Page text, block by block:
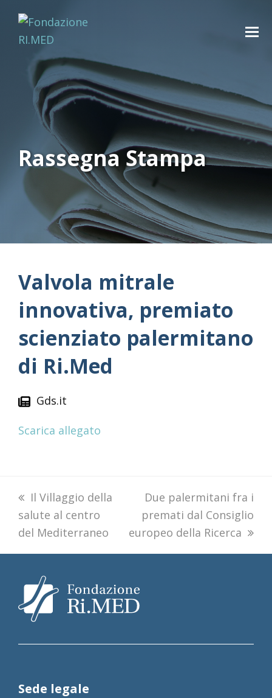
Rassegna Stampa
Valvola mitrale
innovativa, premiato
scienziato palermitano
di Ri.Med
Gds.it
Scarica allegato
previous
post:
Il Villaggio della
salute al centro
del Mediterraneo
next
post:
Due palermitani fra i
premati dal Consiglio
europeo della Ricerca
Sede legale